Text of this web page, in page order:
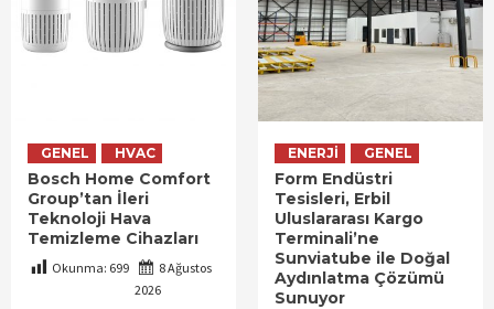
GENEL HVAC
Bosch Home Comfort
Group’tan İleri
Teknoloji Hava
Temizleme Cihazları
Okunma: 699
8 Ağustos
2026
ENERJI GENEL
Form Endüstri
Tesisleri, Erbil
Uluslararası Kargo
Terminali’ne
Sunviatube ile Doğal
Aydınlatma Çözümü
Sunuyor